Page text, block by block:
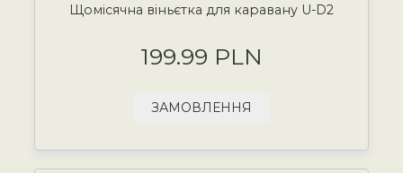
Щомісячна віньєтка для каравану U-D2
199.99 PLN
ЗАМОВЛЕННЯ